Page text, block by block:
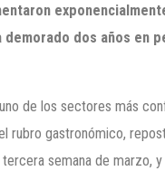
ron
demorado dos años en
de los sectores más
rubro gastronómico,
tercera semana de marzo,